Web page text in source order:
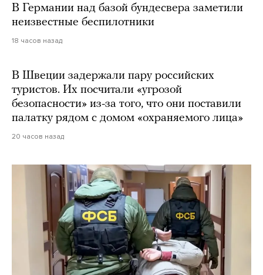
В Германии над базой бундесвера заметили
неизвестные беспилотники
18 часов назад
В Швеции задержали пару российских
туристов. Их посчитали «угрозой
безопасности» из-за того, что они поставили
палатку рядом с домом «охраняемого лица»
20 часов назад